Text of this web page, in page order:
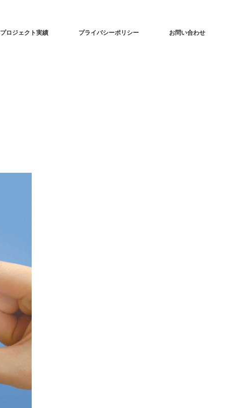
プロジェクト実績 プライバシーポリシー お問い合わせ